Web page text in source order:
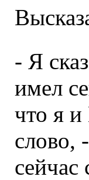
- Я
имел
что я
слово,
сейчас